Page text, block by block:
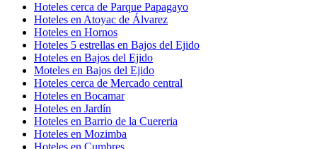
Hoteles cerca de Parque Papagayo
Hoteles en Atoyac de Álvarez
Hoteles en Hornos
Hoteles 5 estrellas en Bajos del Ejido
Hoteles en Bajos del Ejido
Moteles en Bajos del Ejido
Hoteles cerca de Mercado central
Hoteles en Bocamar
Hoteles en Jardín
Hoteles en Barrio de la Cuereria
Hoteles en Mozimba